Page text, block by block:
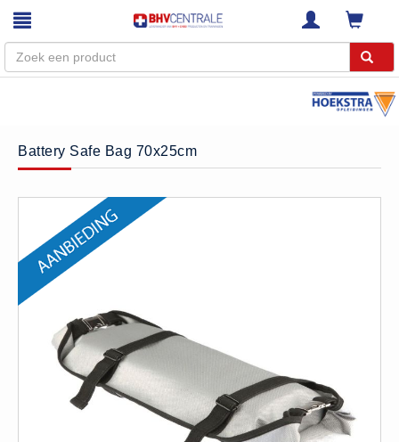
Home
Webshop
Trainingen
E-Learning
Diensten
Keuringen
Bedrijfsnoodplannen
Plattegronden
VCA Trajecten
ISO 9001 Begeleiding
Battery Safe Bag 70x25cm